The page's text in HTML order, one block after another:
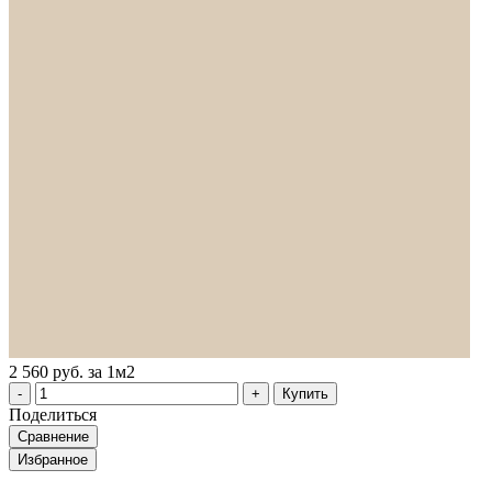
2 560 руб. за 1м2
Купить
Поделиться
Сравнение
Избранное